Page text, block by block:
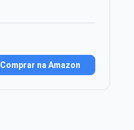
Comprar na Amazon